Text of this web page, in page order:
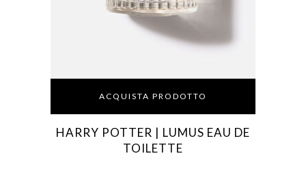
ACQUISTA PRODOTTO
HARRY POTTER | LUMUS EAU DE
TOILETTE